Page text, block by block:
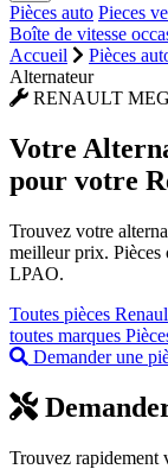
Pièces auto Pieces
Boîte de vitesse
Accueil
Pièces
Alternateur
RENAULT
Votre
pour votre
Trouvez votre
meilleur prix. Pièces
LPAO.
Toutes pièces
toutes marques
Demander une
Trouvez rapidement